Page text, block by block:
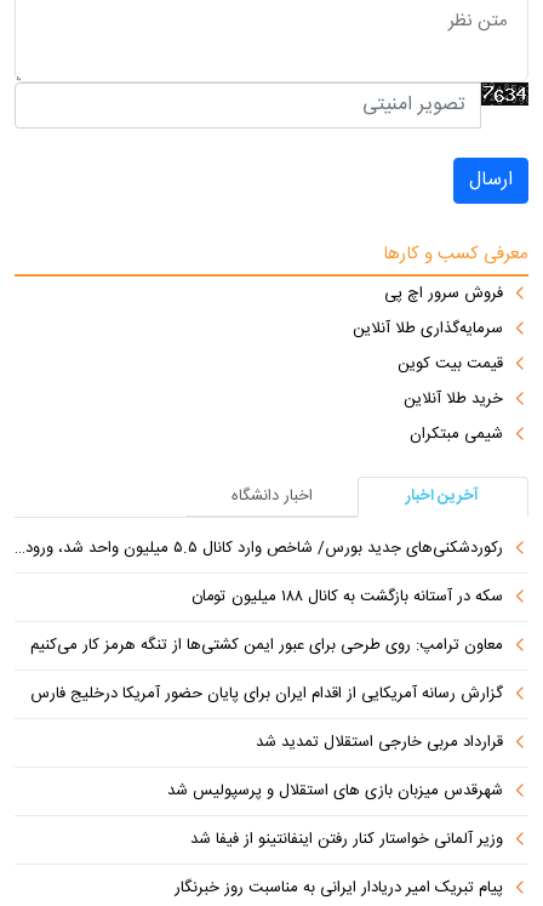
ارسال
معرفی کسب و کارها
فروش سرور اچ پی
سرمایه‌گذاری طلا آنلاین
قیمت بیت کوین
خرید طلا آنلاین
شیمی مبتکران
آخرین اخبار
اخبار دانشگاه
رکوردشکنی‌های جدید بورس/ شاخص وارد کانال ۵.۵ میلیون واحد شد، ورود ۹ همت پول حقیقی
سکه در آستانه بازگشت به کانال ۱۸۸ میلیون تومان
معاون ترامپ: روی طرحی برای عبور ایمن کشتی‌ها از تنگه هرمز کار می‌کنیم
گزارش رسانه آمریکایی از اقدام ایران برای پایان حضور آمریکا درخلیج فارس
قرارداد مربی خارجی استقلال تمدید شد
شهرقدس میزبان بازی های استقلال و پرسپولیس شد
وزیر آلمانی خواستار کنار رفتن اینفانتینو از فیفا شد
پیام تبریک امیر دریادار ایرانی به مناسبت روز خبرنگار